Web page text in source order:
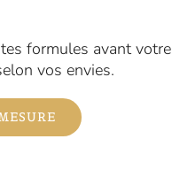
formules avant votre
vos envies.